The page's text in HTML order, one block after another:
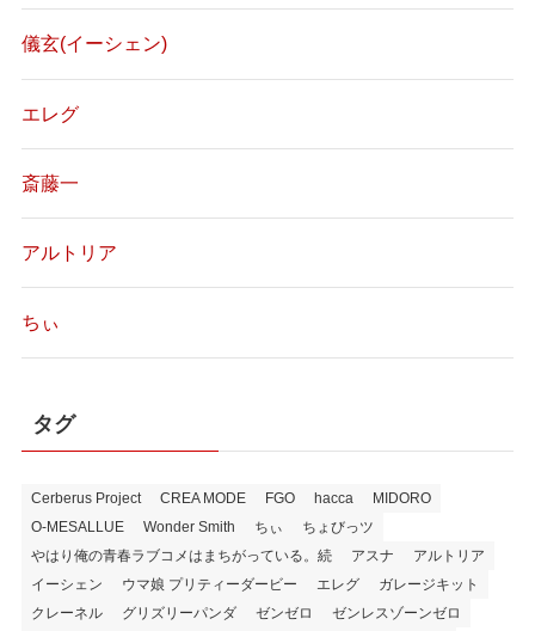
儀玄(イーシェン)
エレグ
斎藤一
アルトリア
ちぃ
タグ
Cerberus Project CREA MODE FGO hacca
MIDORO
O-MESALLUE
Wonder Smith ちぃ
ちょびっツ
やはり俺の青春ラブコメはまちがっている。続
アスナ
アルトリア
イーシェン
ウマ娘 プリティーダービー エレグ
ガレージキット
クレーネル
グリズリーパンダ ゼンゼロ
ゼンレスゾーンゼロ